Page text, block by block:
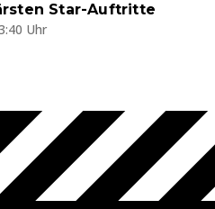
Star-Auftritte
Uhr